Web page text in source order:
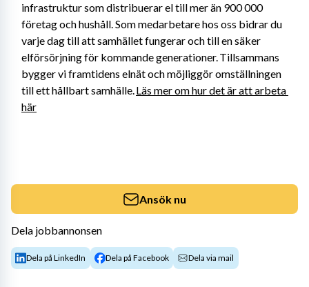
infrastruktur som distribuerar el till mer än 900 000
företag och hushåll. Som medarbetare hos oss bidrar du
varje dag till att samhället fungerar och till en säker
elförsörjning för kommande generationer. Tillsammans
bygger vi framtidens elnät och möjliggör omställningen
till ett hållbart samhälle. Läs mer om hur det är att arbeta
här
Ansök nu
Dela jobbannonsen
Dela på LinkedIn Dela på Facebook Dela via mail